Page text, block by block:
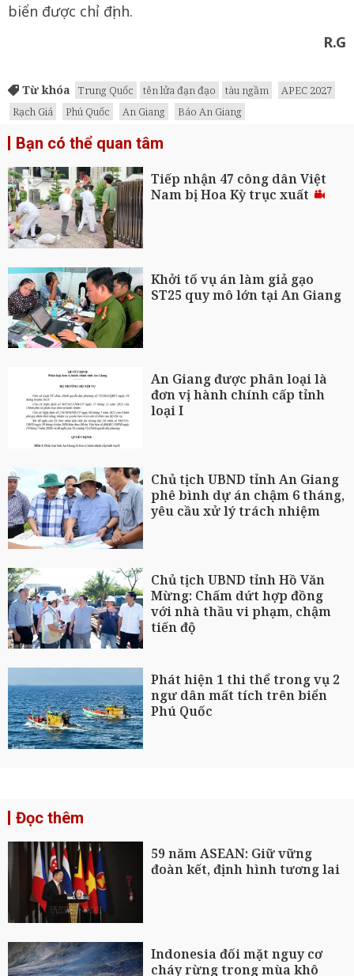
biển được chỉ định.
R.G
Từ khóa Trung Quốc tên lửa đạn đạo tàu ngầm
APEC 2027
Rạch Giá
Phú Quốc An Giang Báo An Giang
Bạn có thể quan tâm
Tiếp nhận 47 công dân Việt
Nam bị Hoa Kỳ trục xuất
Khởi tố vụ án làm giả gạo
ST25 quy mô lớn tại An Giang
An Giang được phân loại là
đơn vị hành chính cấp tỉnh
loại I
Chủ tịch UBND tỉnh An Giang
phê bình dự án chậm 6 tháng,
yêu cầu xử lý trách nhiệm
Chủ tịch UBND tỉnh Hồ Văn
Mừng: Chấm dứt hợp đồng
với nhà thầu vi phạm, chậm
tiến độ
Phát hiện 1 thi thể trong vụ 2
ngư dân mất tích trên biển
Phú Quốc
Đọc thêm
59 năm ASEAN: Giữ vững
đoàn kết, định hình tương lai
Indonesia đối mặt nguy cơ
cháy rừng trong mùa khô